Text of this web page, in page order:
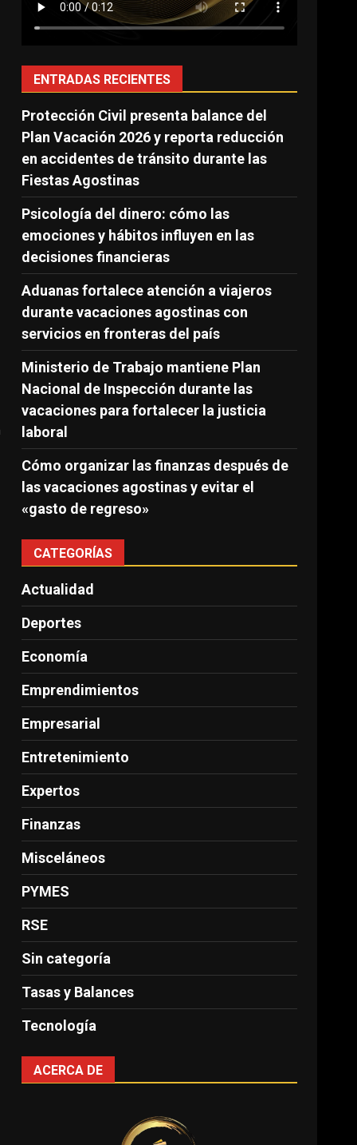
ENTRADAS RECIENTES
Protección Civil presenta balance del
Plan Vacación 2026 y reporta reducción
en accidentes de tránsito durante las
Fiestas Agostinas
Psicología del dinero: cómo las
emociones y hábitos influyen en las
decisiones financieras
Aduanas fortalece atención a viajeros
durante vacaciones agostinas con
servicios en fronteras del país
Ministerio de Trabajo mantiene Plan
Nacional de Inspección durante las
vacaciones para fortalecer la justicia
laboral
Cómo organizar las finanzas después de
las vacaciones agostinas y evitar el
«gasto de regreso»
CATEGORÍAS
Actualidad
Deportes
Economía
Emprendimientos
Empresarial
Entretenimiento
Expertos
Finanzas
Misceláneos
PYMES
RSE
Sin categoría
Tasas y Balances
Tecnología
ACERCA DE